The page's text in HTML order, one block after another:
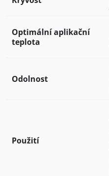
Optimální aplikační
teplota
Odolnost
Použití